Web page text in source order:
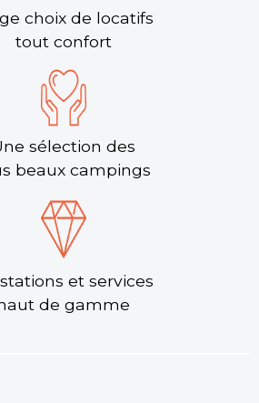
choix de locatifs
tout confort
sélection des
beaux campings
et services
de gamme